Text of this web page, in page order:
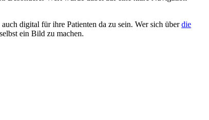
digital für ihre Patienten da zu sein. Wer sich überdie
ein Bild zu machen.